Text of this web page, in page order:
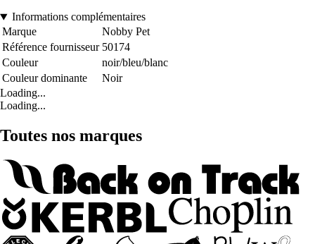
Informations complémentaires
Marque
Nobby Pet
Référence fournisseur 50174
Couleur
noir/bleu/blanc
Couleur dominante
Noir
Loading...
Loading...
Toutes nos marques